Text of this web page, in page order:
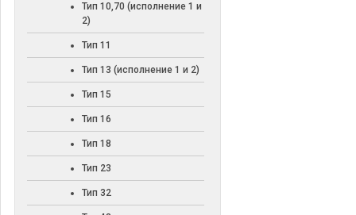
Тип 10,70 (исполнение 1 и
2)
Тип 11
Тип 13 (исполнение 1 и 2)
Тип 15
Тип 16
Тип 18
Тип 23
Тип 32